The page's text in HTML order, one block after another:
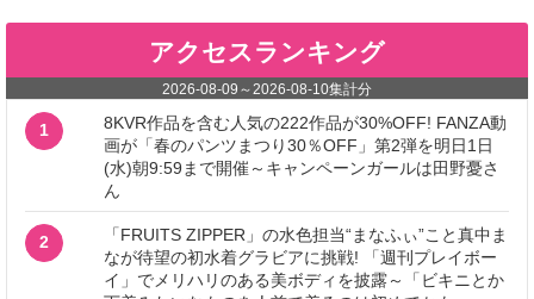
アクセスランキング
2026-08-09 ～ 2026-08-10集計分
1
8KVR作品を含む人気の222作品が30%OFF! FANZA動
画が「春のパンツまつり30％OFF」第2弾を明日1日
(水)朝9:59まで開催～キャンペーンガールは田野憂さ
ん
2
「FRUITS ZIPPER」の水色担当“まなふぃ”こと真中ま
なが待望の初水着グラビアに挑戦! 「週刊プレイボー
イ」でメリハリのある美ボディを披露～「ビキニとか